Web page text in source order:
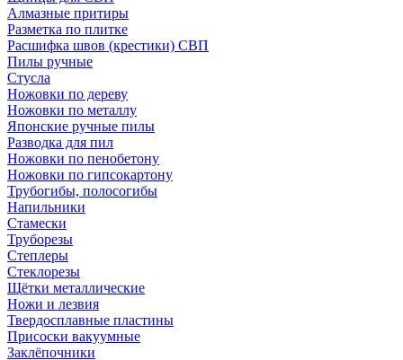
Алмазные притиры
Разметка по плитке
Расшифка швов (крестики) СВП
Пилы ручные
Стусла
Ножовки по дереву
Ножовки по металлу
Японские ручные пилы
Разводка для пил
Ножовки по пенобетону
Ножовки по гипсокартону
Трубогибы, полосогибы
Напильники
Стамески
Труборезы
Степлеры
Стеклорезы
Щётки металлические
Ножи и лезвия
Твердосплавные пластины
Присоски вакуумные
Заклёпочники